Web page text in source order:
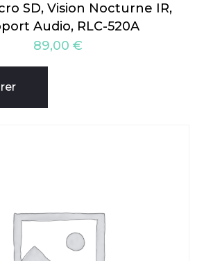
SD, Vision Nocturne IR,
Audio, RLC-520A
89,00 €